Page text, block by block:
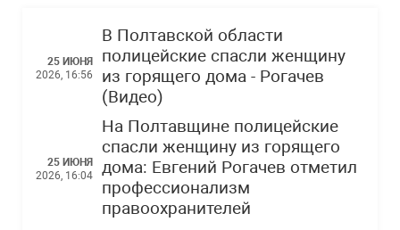
25 ИЮНЯ
2026, 16:56
В Полтавской области
полицейские спасли женщину
из горящего дома - Рогачев
(Видео)
25 ИЮНЯ
2026, 16:04
На Полтавщине полицейские
спасли женщину из горящего
дома: Евгений Рогачев отметил
профессионализм
правоохранителей